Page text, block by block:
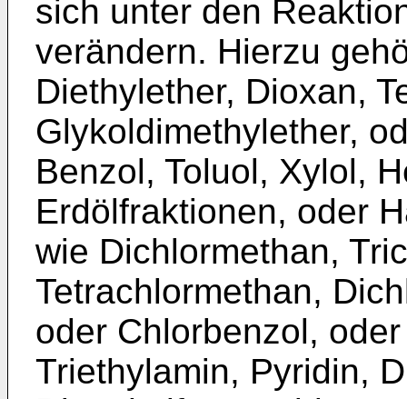
sich unter den
verändern. Hierzu
Diethylether, Dioxan,
Glykoldimethylether,
Benzol, Toluol, Xylol,
Erdölfraktionen, oder
wie Dichlormethan,
Tetrachlormethan,
oder Chlorbenzol,
Triethylamin, Pyridin,